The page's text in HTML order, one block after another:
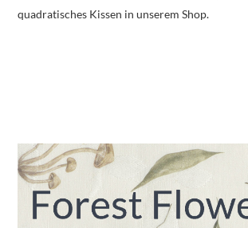
quadratisches Kissen in unserem Shop.